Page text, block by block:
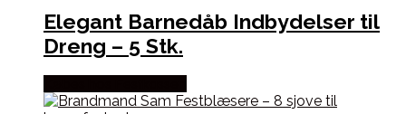
Elegant Barnedåb Indbydelser til
Dreng – 5 Stk.